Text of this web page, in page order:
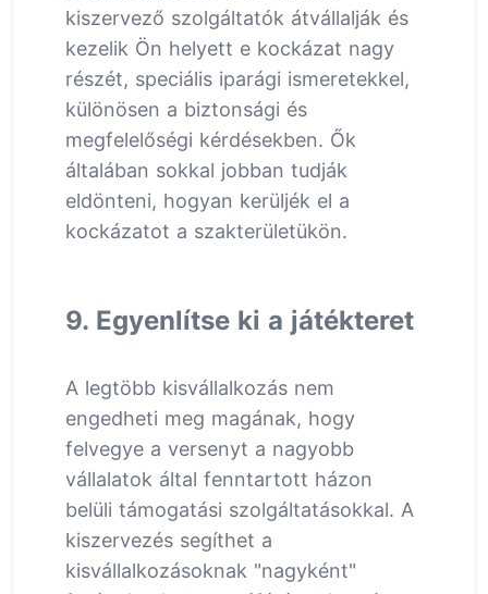
kiszervező szolgáltatók átvállalják és
kezelik Ön helyett e kockázat nagy
részét, speciális iparági ismeretekkel,
különösen a biztonsági és
megfelelőségi kérdésekben. Ők
általában sokkal jobban tudják
eldönteni, hogyan kerüljék el a
kockázatot a szakterületükön.
9. Egyenlítse ki a játékteret
A legtöbb kisvállalkozás nem
engedheti meg magának, hogy
felvegye a versenyt a nagyobb
vállalatok által fenntartott házon
belüli támogatási szolgáltatásokkal. A
kiszervezés segíthet a
kisvállalkozásoknak "nagyként"